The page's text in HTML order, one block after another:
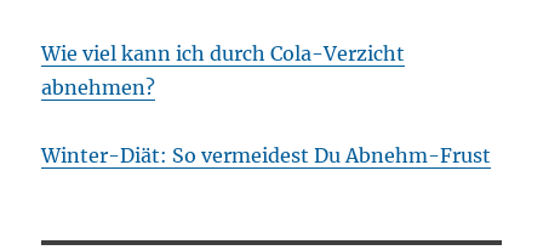
Wie viel kann ich durch Cola-Verzicht
abnehmen?
Winter-Diät: So vermeidest Du Abnehm-Frust